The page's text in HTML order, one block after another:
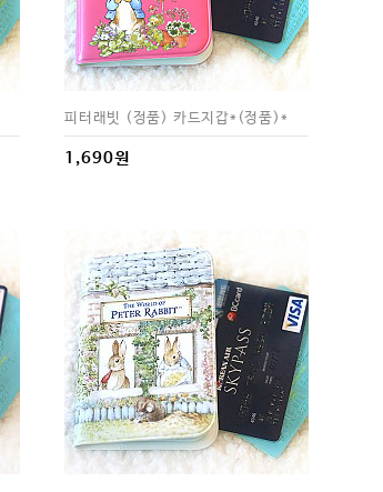
피터래빗 (정품) 카드지갑*(정품)*
1,690원